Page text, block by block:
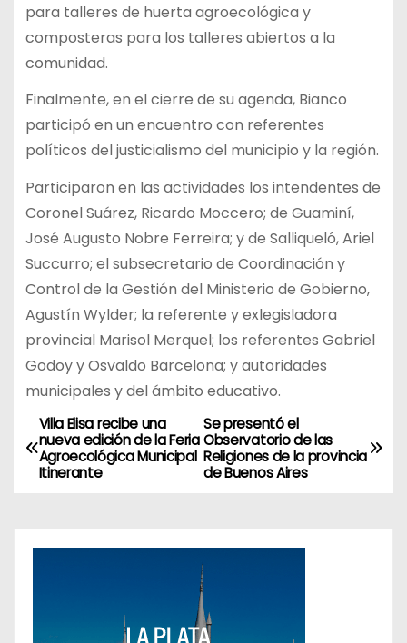
para talleres de huerta agroecológica y
composteras para los talleres abiertos a la
comunidad.
Finalmente, en el cierre de su agenda, Bianco
participó en un encuentro con referentes
políticos del justicialismo del municipio y la región.
Participaron en las actividades los intendentes de
Coronel Suárez, Ricardo Moccero; de Guaminí,
José Augusto Nobre Ferreira; y de Salliqueló, Ariel
Succurro; el subsecretario de Coordinación y
Control de la Gestión del Ministerio de Gobierno,
Agustín Wylder; la referente y exlegisladora
provincial Marisol Merquel; los referentes Gabriel
Godoy y Osvaldo Barcelona; y autoridades
municipales y del ámbito educativo.
N
a
e
Se presentó el
Observatorio de las
Religiones de la provincia
de Buenos Aires
Villa Elisa recibe una
nueva edición de la Feria
Agroecológica Municipal
Itinerante